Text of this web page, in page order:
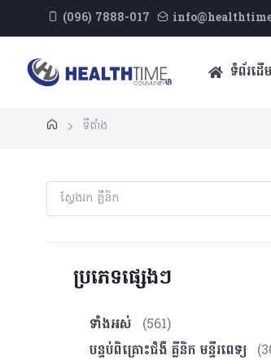
(096) 7888-017
ទំព័រដើម
ទីតាំង
ប្រភេទផ្សេងៗ
ទាំងអស់
(561)
បន្ទប់ពិគ្រោះ​ជំងឺ គ្លីនិក មន្ទីរពេទ្យ